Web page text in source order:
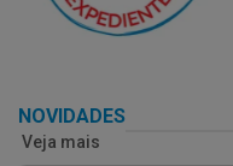
NOVIDADES
Veja mais